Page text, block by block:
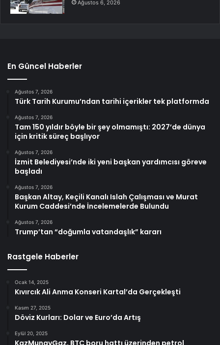
Ağustos 6, 2026
En Güncel Haberler
Ağustos 7, 2026
Türk Tarih Kurumu’ndan tarihi içerikler tek platformda
Ağustos 7, 2026
Tam 150 yıldır böyle bir şey olmamıştı: 2027’de dünya
için kritik süreç başlıyor
Ağustos 7, 2026
İzmit Belediyesi’nde iki yeni başkan yardımcısı göreve
başladı
Ağustos 7, 2026
Başkan Altay, Keçili Kanalı Islah Çalışması ve Murat
Kurum Caddesi’nde İncelemelerde Bulundu
Ağustos 7, 2026
Trump’tan “doğumla vatandaşlık” kararı
Rastgele Haberler
Ocak 14, 2025
Kıvırcık Ali Anma Konseri Kartal’da Gerçekleşti
Kasım 27, 2025
Döviz Kurları: Dolar ve Euro’da Artış
Eylül 20, 2025
KazMunayGaz, BTC boru hattı üzerinden petrol